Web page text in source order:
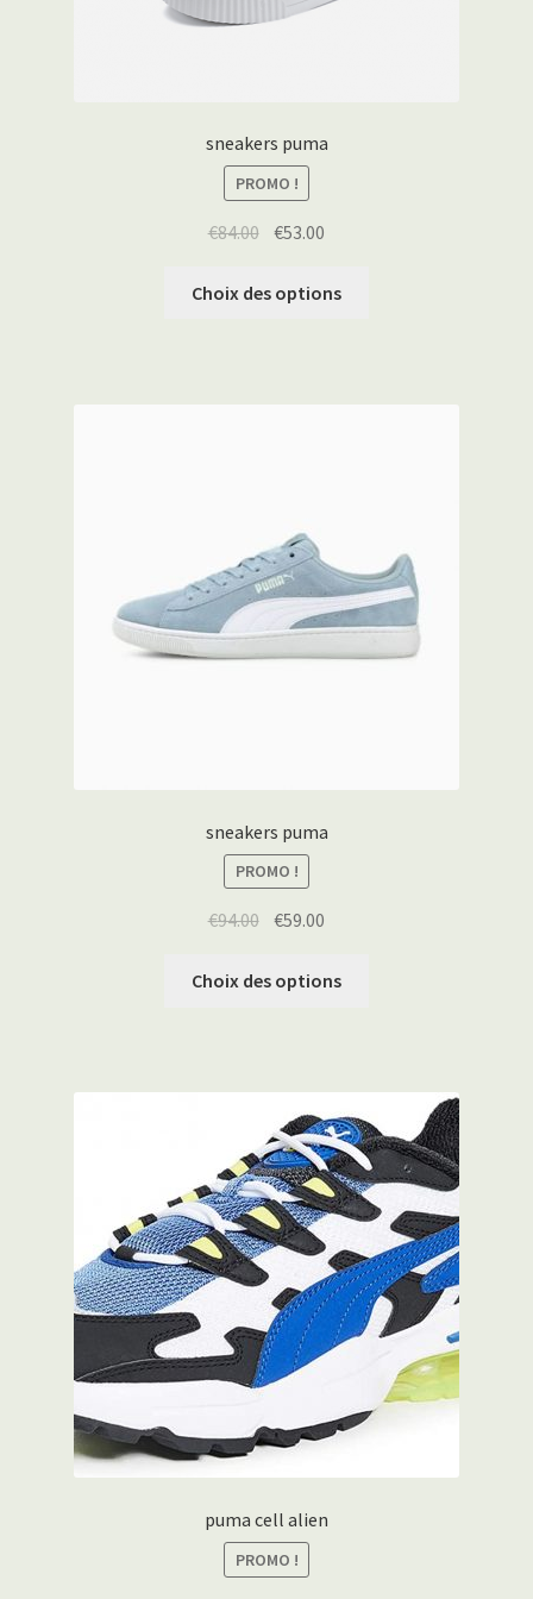
sneakers puma
PROMO !
€84.00 €53.00
Choix des options
sneakers puma
PROMO !
€94.00 €59.00
Choix des options
puma cell alien
PROMO !